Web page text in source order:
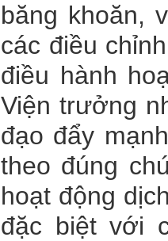
băng khoăn,
các điều
điều hành
Viện trưởng
đạo đẩy
theo đúng
hoạt động
đặc biệt với